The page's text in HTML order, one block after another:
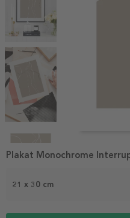
1
21 x 30 cm
Plakat Monochrome